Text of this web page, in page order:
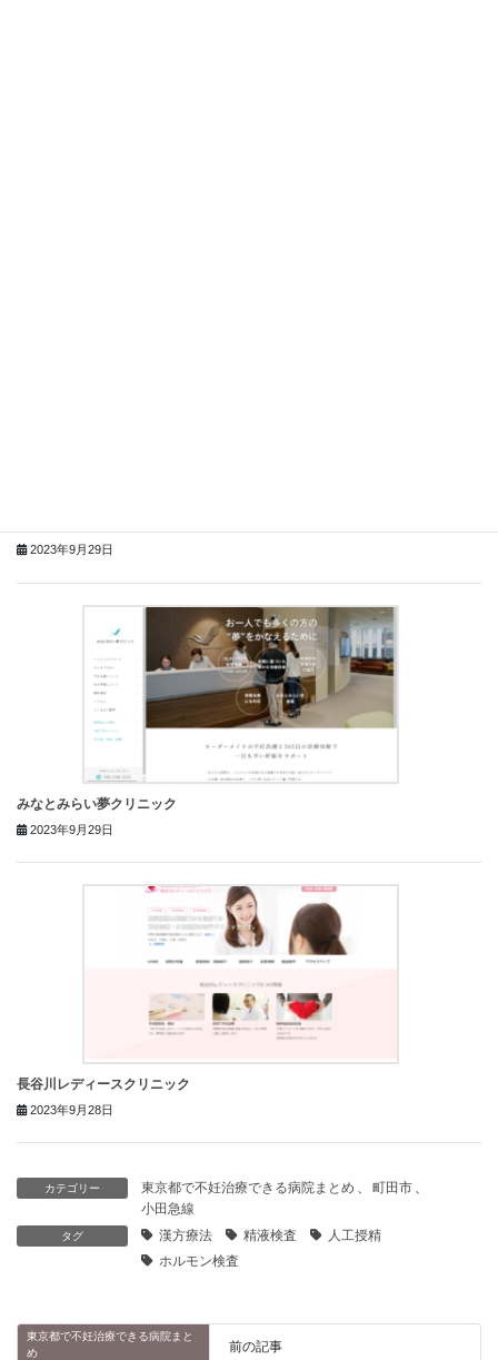
2023年9月29日
みなとみらい夢クリニック
2023年9月29日
長谷川レディースクリニック
2023年9月28日
カテゴリー 東京都で不妊治療できる病院まとめ 町田市
小田急線
タグ 漢方療法 精液検査
人工授精
ホルモン検査
東京都で不妊治療できる病院まと
め
前の記事